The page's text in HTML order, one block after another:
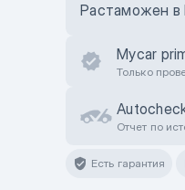
Растаможен в
Mycar
Только
Отчет по
Есть гарантия